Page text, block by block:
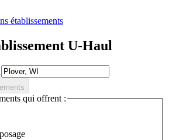
établissements
U-Haul
qui offrent :